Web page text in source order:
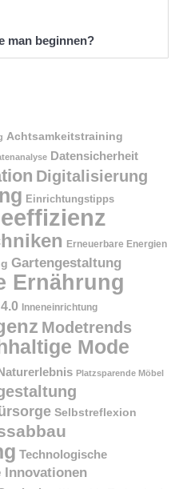
man beginnen?
Achtsamkeitstraining
Datensicherheit
Digitalisierung
Einrichtungstipps
Erneuerbare Energien
Gartengestaltung
Ernährung
Inneneinrichtung
Modetrends
Mode
Naturerlebnis Platzsparende Möbel
Selbstreflexion
Technologische
Innovationen